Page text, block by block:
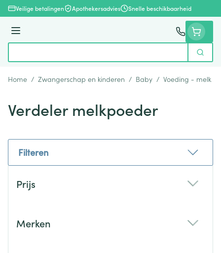
Ga naar de inhoud
Veilige betalingen Apothekersadvies Snelle beschikbaarheid
Menu
Zoek
Home / Zwangerschap en kinderen / Baby / Voeding - melk
Verdeler melkpoeder
Filteren
Prijs
Merken